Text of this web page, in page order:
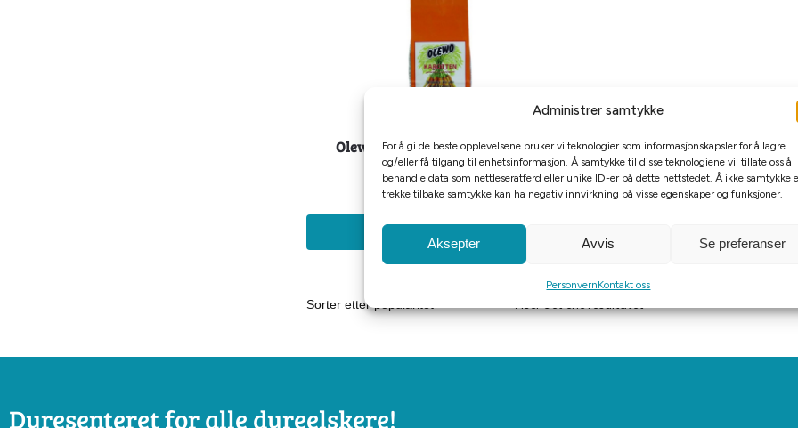
Administrer samtykke
For å gi de beste opplevelsene bruker vi teknologier som informasjonskapsler for å lagre
og/eller få tilgang til enhetsinformasjon. Å samtykke til disse teknologiene vil tillate oss å
behandle data som nettleseratferd eller unike ID-er på dette nettstedet. Å ikke samtykke
trekke tilbake samtykke kan ha negativ innvirkning på visse egenskaper og funksjoner.
Aksepter Avvis Se preferanser
PersonvernKontakt oss
Olewo Tørkede Gulrot Pellets 1kg
kr249
Viser det ene resultatet
Dyresenteret for alle dyreelskere!